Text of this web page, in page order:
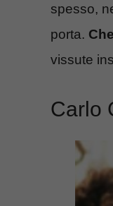
spesso,
porta.
vissute
Carlo